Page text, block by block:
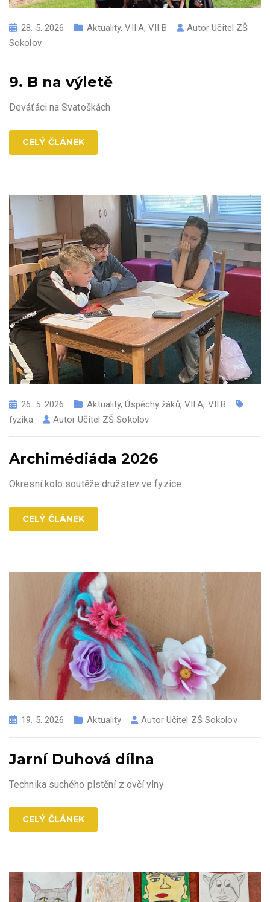
28. 5. 2026 Aktuality,VII.A,VII.B AutorUčitel ZŠ
Sokolov
9. B na výletě
Deváťáci na Svatoškách
CELÝ ČLÁNEK
26. 5. 2026 Aktuality,Úspěchy žáků, VII.A, VII.B
fyzika
AutorUčitel ZŠ Sokolov
Archimédiáda 2026
Okresní kolo soutěže družstev ve fyzice
CELÝ ČLÁNEK
19. 5. 2026 Aktuality Autor Učitel ZŠ Sokolov
Jarní Duhová dílna
Technika suchého plstění z ovčí vlny
CELÝ ČLÁNEK